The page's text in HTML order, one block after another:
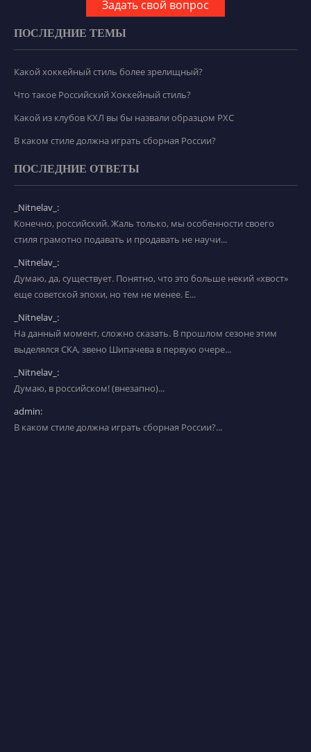
Задать свой вопрос
ПОСЛЕДНИЕ ТЕМЫ
Какой хоккейный стиль более зрелищный?
Что такое Российский Хоккейный стиль?
Какой из клубов КХЛ вы бы назвали образцом РХС
В каком стиле должна играть сборная России?
ПОСЛЕДНИЕ ОТВЕТЫ
_Nitnelav_:
Конечно, российский. Жаль только, мы особенности своего
стиля грамотно подавать и продавать не научи...
_Nitnelav_:
Думаю, да, существует. Понятно, что это больше некий «хвост»
еще советской эпохи, но тем не менее. Е...
_Nitnelav_:
На данный момент, сложно сказать. В прошлом сезоне этим
выделялся СКА, звено Шипачева в первую очере...
_Nitnelav_:
Думаю, в российском! (внезапно)...
admin:
В каком стиле должна играть сборная России?...